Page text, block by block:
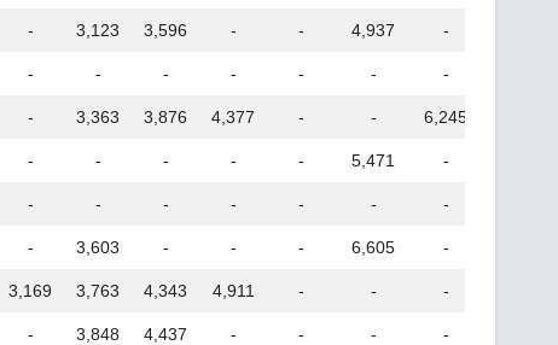
- 3,123 3,596 - - 4,937 -
- - - - - - -
- 3,363 3,876 4,377 - - 6,245
- - - - - 5,471 -
- - - - - - -
- 3,603 - - - 6,605 -
3,169 3,763 4,343 4,911 - - -
- 3,848 4,437 - - - -